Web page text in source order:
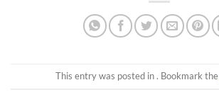
This entry was posted in . Bookmark the